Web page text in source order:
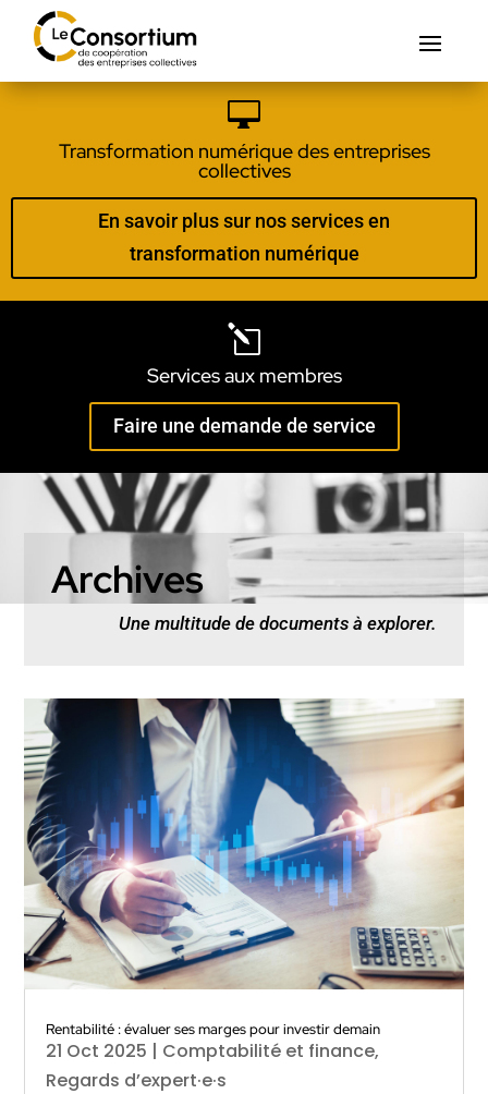

Transformation numérique des entreprises
collectives
En savoir plus sur nos services en
transformation numérique
l
Services aux membres
Faire une demande de service
Archives
Une multitude de documents à explorer.
Rentabilité : évaluer ses marges pour investir demain
21 Oct 2025 | Comptabilité et finance,
Regards d’expert·e·s